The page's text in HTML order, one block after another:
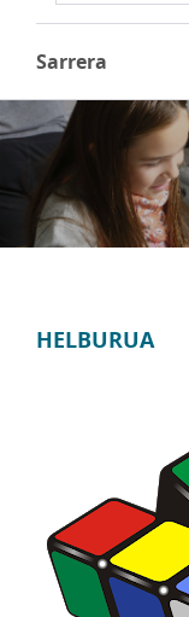
Sarrera
HELBURUA